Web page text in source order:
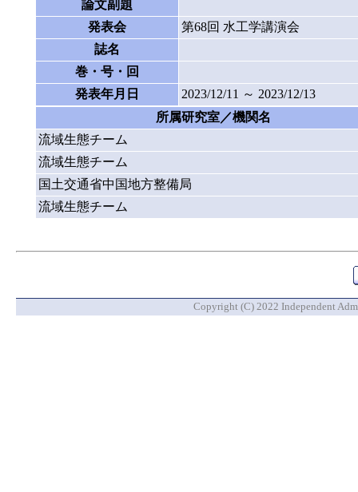
論文副題
発表会
第68回 水工学講演会
誌名
巻・号・回
発表年月日
2023/12/11 ～ 2023/12/13
所属研究室／機関名
流域生態チーム
流域生態チーム
国土交通省中国地方整備局
流域生態チーム
Copyright (C) 2022 Independent